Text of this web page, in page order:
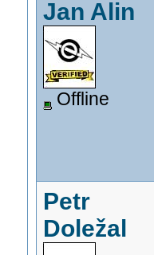
Jan Alin
Offline
Petr
Doležal